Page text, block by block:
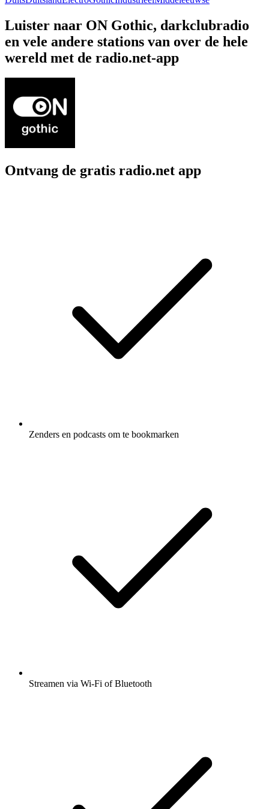
Luister naar ON Gothic, darkclubradio
en vele andere stations van over de hele
wereld met de radio.net-app
Ontvang de gratis radio.net app
Zenders en podcasts om te bookmarken
Streamen via Wi-Fi of Bluetooth